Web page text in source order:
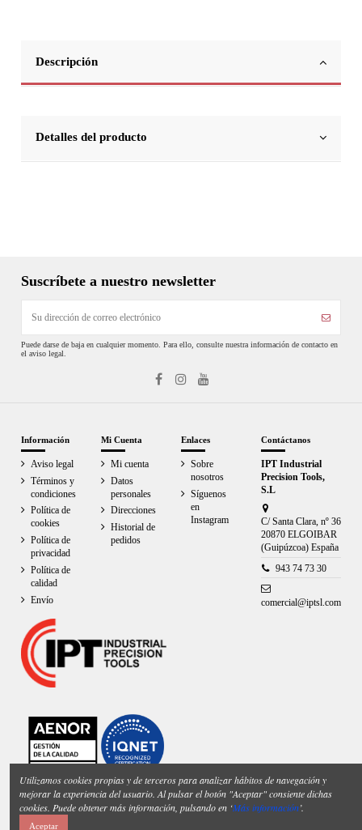
Descripción
Detalles del producto
Suscríbete a nuestro newsletter
Puede darse de baja en cualquier momento. Para ello, consulte nuestra información de contacto en
el aviso legal.
Información
Aviso legal
Términos y
condiciones
Política de
cookies
Política de
privacidad
Política de
calidad
Envío
Mi Cuenta
Mi cuenta
Datos
personales
Direcciones
Historial de
pedidos
Enlaces
Sobre
nosotros
Síguenos
en
Instagram
Contáctanos
IPT Industrial
Precision Tools,
S.L
C/ Santa Clara, nº 36
20870 ELGOIBAR
(Guipúzcoa) España
943 74 73 30
comercial@iptsl.com
Utilizamos cookies propias y de terceros para analizar hábitos de navegación y
mejorar la experiencia del usuario. Al pulsar el botón "Aceptar" consiente dichas
cookies. Puede obtener más información, pulsando en ‘Más información’.
Aceptar